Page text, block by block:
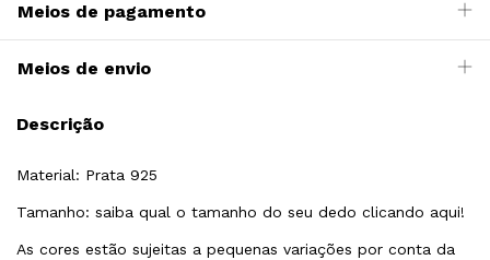
Meios de pagamento
Meios de envio
Descrição
Material: Prata 925
Tamanho: saiba qual o tamanho do seu dedo clicando aqui!
As cores estão sujeitas a pequenas variações por conta da